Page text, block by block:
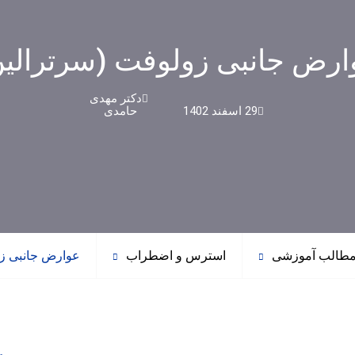
جانبی زولوفت
29 اسفند 1402
دکتر مهدی
حامدی
مطالب آموزشی استرس و اضطراب عوارض جانبی